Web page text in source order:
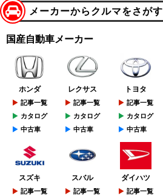
メーカーからクルマをさがす
国産自動車メーカー
ホンダ
記事一覧
カタログ
中古車
レクサス
記事一覧
カタログ
中古車
トヨタ
記事一覧
カタログ
中古車
スズキ
記事一覧
スバル
記事一覧
ダイハツ
記事一覧